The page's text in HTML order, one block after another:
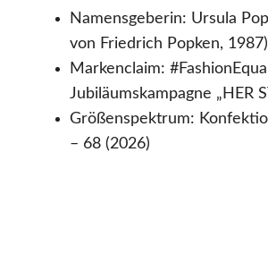
Namensgeberin: Ursula
von Friedrich Popken, 1987)
Markenclaim:
Jubiläumskampagne „HER
Größenspektrum:
– 68 (2026)